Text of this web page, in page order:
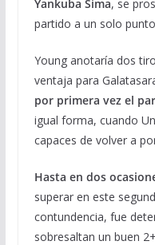
Yankuba Sima, se
partido a un solo
Young anotaría dos
ventaja para
por primera vez el
igual forma, cuando
capaces de volver a
Hasta en dos
superar en este
contundencia, fue
sobresaltan un buen